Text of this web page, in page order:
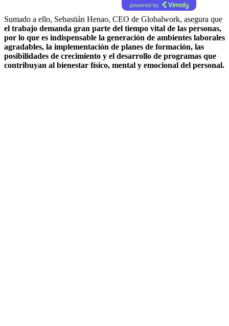
powered by
Sumado a ello, Sebastián Henao, CEO de Globalwork, asegura que
el trabajo demanda gran parte del tiempo vital de las personas,
por lo que es indispensable la generación de ambientes laborales
agradables, la implementación de planes de formación, las
posibilidades de crecimiento y el desarrollo de programas que
contribuyan al bienestar físico, mental y emocional del personal.